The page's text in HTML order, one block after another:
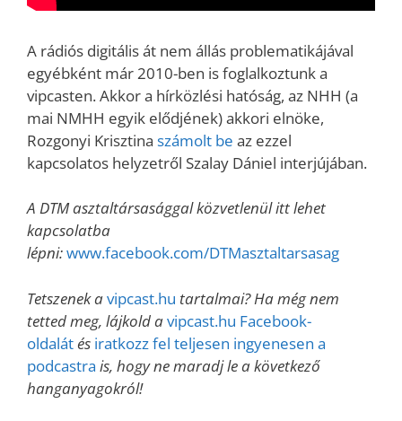
A rádiós digitális át nem állás problematikájával
egyébként már 2010-ben is foglalkoztunk a
vipcasten. Akkor a hírközlési hatóság, az NHH (a
mai NMHH egyik elődjének) akkori elnöke,
Rozgonyi Krisztina számolt be az ezzel
kapcsolatos helyzetről Szalay Dániel interjújában.
A DTM asztaltársasággal közvetlenül itt lehet
kapcsolatba
lépni:www.facebook.com/DTMasztaltarsasag
Tetszenek avipcast.hu tartalmai? Ha még nem
tetted meg, lájkold avipcast.hu Facebook-
oldalátés iratkozz fel teljesen ingyenesen a
podcastra is, hogy ne maradj le a következő
hanganyagokról!